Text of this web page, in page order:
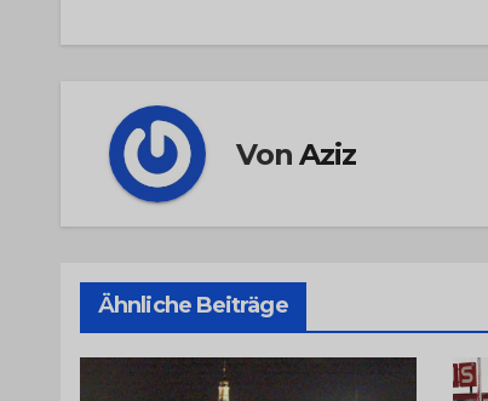
VonAziz
Ähnliche Beiträge